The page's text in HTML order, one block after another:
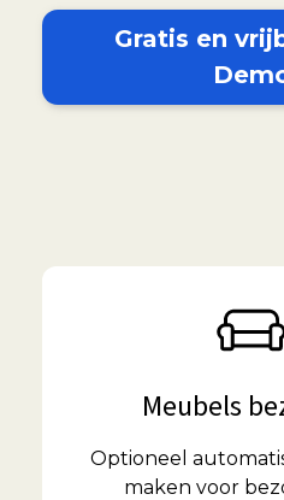
Gratis en
Meubels
Optioneel
maken voor